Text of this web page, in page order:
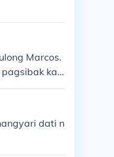
Marcos.
kay
taumbayan l
dati n